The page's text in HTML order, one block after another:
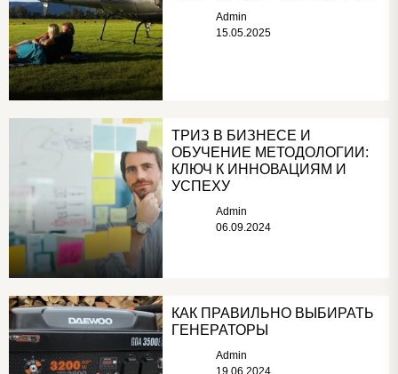
Admin
15.05.2025
ТРИЗ В БИЗНЕСЕ И
ОБУЧЕНИЕ МЕТОДОЛОГИИ:
КЛЮЧ К ИННОВАЦИЯМ И
УСПЕХУ
Admin
06.09.2024
КАК ПРАВИЛЬНО ВЫБИРАТЬ
ГЕНЕРАТОРЫ
Admin
19.06.2024